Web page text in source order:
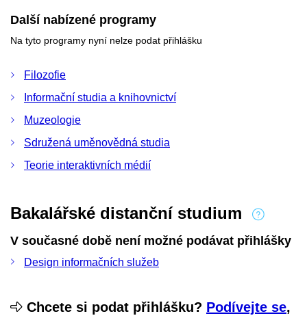
Další nabízené programy
Na tyto programy nyní nelze podat přihlášku
Filozofie
Informační studia a knihovnictví
Muzeologie
Sdružená uměnovědná studia
Teorie interaktivních médií
Bakalářské distanční studium
V současné době není možné podávat přihlášky
Design informačních služeb
Chcete si podat přihlášku? Podívejte se,